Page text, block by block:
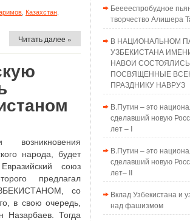
Казахстан
Читать далее »
народа, будет
союз
предлагал
со
в свою очередь,
Назарбаев. Тогда
Бееееспробудное
творчество Алишера
В НАЦИОНАЛЬНОМ
УЗБЕКИСТАНА
НАВОИ
ПОСВЯЩЕННЫЕ
ПРАЗДНИКУ НАВРУЗ
В.Путин – это
сделавший новую
лет – I
В.Путин – это
сделавший новую
лет– II
Вклад Узбекистана и
над фашизмом